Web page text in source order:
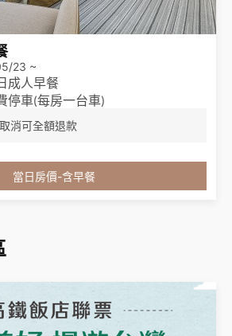
23 ~
成人早餐
停車(每房一台車)
網路
毛巾、洗髮乳、沐浴乳，不再提供
品(例如:梳子、牙刷、牙膏、浴帽、
消可全額退款
當日房價-含早餐